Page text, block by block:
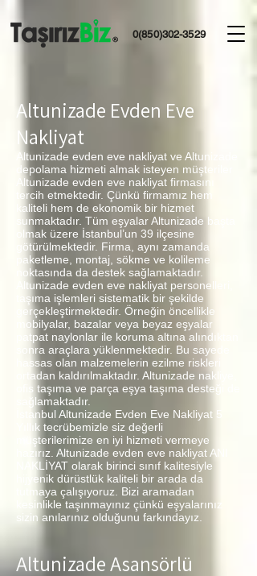
0(850)302-3529
Altunizade Evden Eve
Nakliyat
Altunizade evden eve nakliyat ve Altunizade
depolama hizmeti almak isteyen müşteriler
Altunizade evden eve nakliyat firmasını
tercih etmektedir. Çünkü firmamız hem
kaliteli hem de ekonomik bir hizmet
sunmaktadır. Tüm eşyalar Altunizade başta
olmak üzere İstanbul’un 39 ilçesine
götürülmektedir. Firma, aynı zamanda
paketleme, montaj, sökme ve kolileme
noktasında da destek sağlamaktadır.
Altunizade evden eve nakliyat personelleri,
taşıma işlemleri sistematik bir şekilde
gerçekleştirmektedir. Örneğin öncellikle
mobilyalar, bazalar veya beyaz eşyalar
patpat naylonlar ile koruma altına alındıktan
sonra araçlara yüklenmektedir. Bu sayede
hassas olan malzemelerin ezilme riskleri
ortadan kaldırılmaktadır. Altunizade nakliye,
ofis taşıma ve parça eşya taşıma desteği de
sağlamaktadır.
İstanbul Altunizade Evden Eve Nakliyat 5
Yıllık tecrübemizle siz değerli
müşterilerimize en iyi hizmeti vermeye
hazırız. Altunizade evden eve nakliyat ANI
NAKLİYAT olarak birinci sınıf kalitesiyle
hijyenik dürüstlük kaliteli bir arada da
tutmaya çalışıyoruz. Bizi aramadan
kesinlikle taşınmayınız çünkü eşyalarınız
sizin anılarınız olduğunu farkındayız.
Altunizade Asansörlü